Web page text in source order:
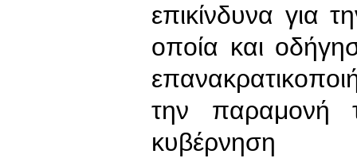
επικίνδυνα για
οποία και
την παραμονή
κυβέρνηση